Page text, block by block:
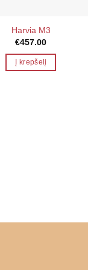
Harvia M3
€457.00
Į krepšelį